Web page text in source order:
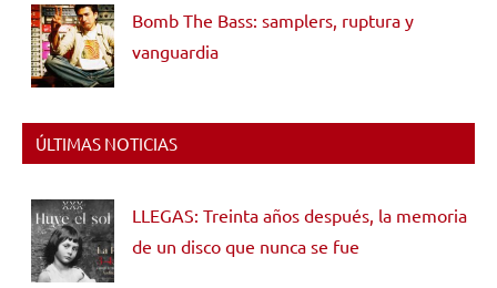
Bomb The Bass: samplers, ruptura y
vanguardia
ÚLTIMAS NOTICIAS
LLEGAS: Treinta años después, la memoria
de un disco que nunca se fue